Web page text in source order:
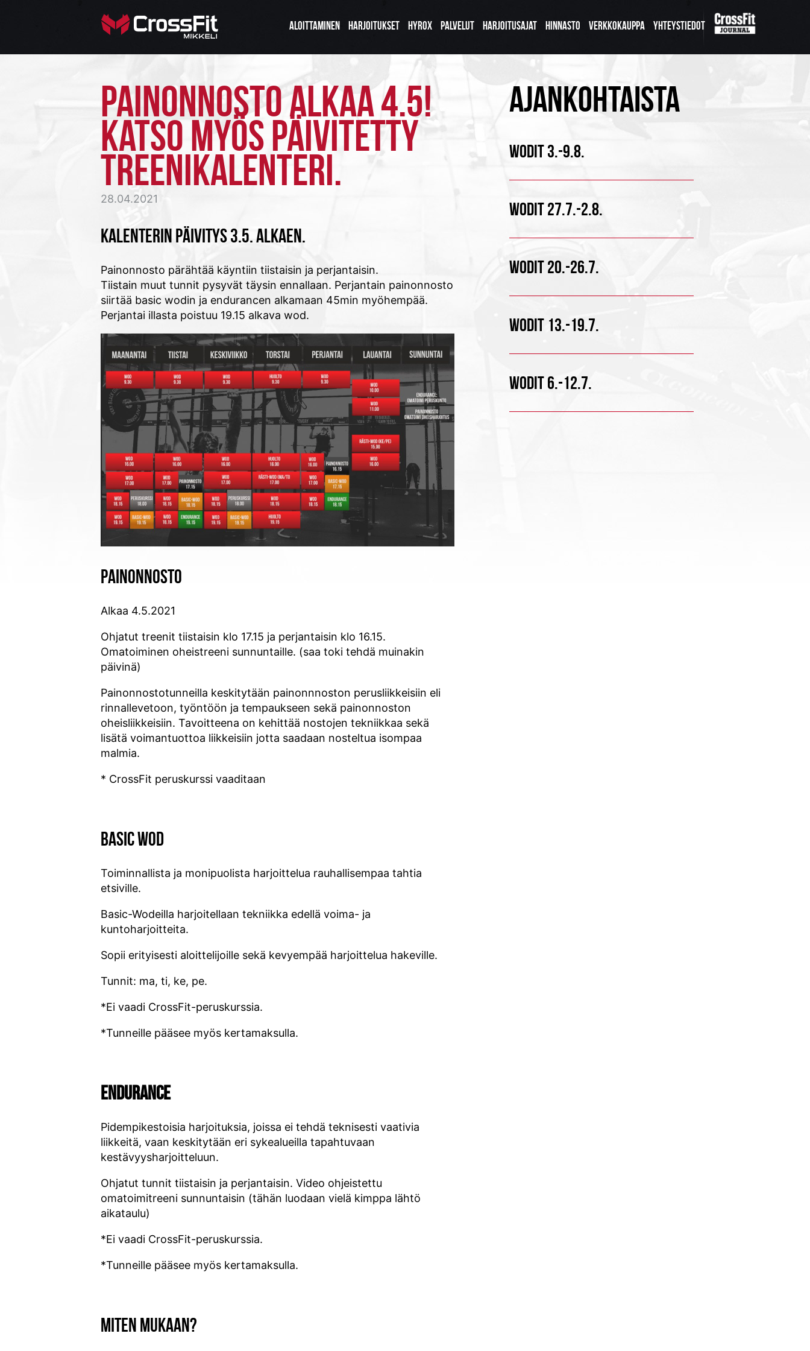
ALOITTAMINEN HARJOITUKSET HYROX PALVELUT HARJOITUSAJAT HINNASTO VERKKOKAUPPA YHTEYSTIEDOT
PAINONNOSTO ALKAA 4.5!
KATSO MYÖS PÄIVITETTY
TREENIKALENTERI.
28.04.2021
KALENTERIN PÄIVITYS 3.5. ALKAEN.
Painonnosto pärähtää käyntiin tiistaisin ja perjantaisin.
Tiistain muut tunnit pysyvät täysin ennallaan. Perjantain painonnosto
siirtää basic wodin ja endurancen alkamaan 45min myöhempää.
Perjantai illasta poistuu 19.15 alkava wod.
PAINONNOSTO
Alkaa 4.5.2021
Ohjatut treenit tiistaisin klo 17.15 ja perjantaisin klo 16.15.
Omatoiminen oheistreeni sunnuntaille. (saa toki tehdä muinakin
päivinä)
Painonnostotunneilla keskitytään painonnnoston perusliikkeisiin eli
rinnallevetoon, työntöön ja tempaukseen sekä painonnoston
oheisliikkeisiin. Tavoitteena on kehittää nostojen tekniikkaa sekä
lisätä voimantuottoa liikkeisiin jotta saadaan nosteltua isompaa
malmia.
* CrossFit peruskurssi vaaditaan
BASIC WOD
Toiminnallista ja monipuolista harjoittelua rauhallisempaa tahtia
etsiville.
Basic-Wodeilla harjoitellaan tekniikka edellä voima- ja
kuntoharjoitteita.
Sopii erityisesti aloittelijoille sekä kevyempää harjoittelua hakeville.
Tunnit: ma, ti, ke, pe.
*Ei vaadi CrossFit-peruskurssia.
*Tunneille pääsee myös kertamaksulla.
ENDURANCE
Pidempikestoisia harjoituksia, joissa ei tehdä teknisesti vaativia
liikkeitä, vaan keskitytään eri sykealueilla tapahtuvaan
kestävyysharjoitteluun.
Ohjatut tunnit tiistaisin ja perjantaisin. Video ohjeistettu
omatoimitreeni sunnuntaisin (tähän luodaan vielä kimppa lähtö
aikataulu)
*Ei vaadi CrossFit-peruskurssia.
*Tunneille pääsee myös kertamaksulla.
MITEN MUKAAN?
AJANKOHTAISTA
WODIT 3.-9.8.
WODIT 27.7.-2.8.
WODIT 20.-26.7.
WODIT 13.-19.7.
WODIT 6.-12.7.